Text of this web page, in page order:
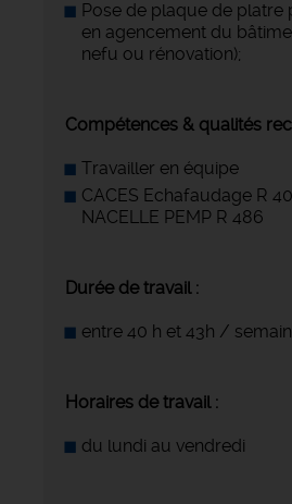
Pose de plaque de platre
en agencement du
nefu ou rénovation);
Compétences & qualités
Travailler en équipe
CACES Echafaudage R
NACELLE PEMP R 486
Durée de travail :
entre 40 h et 43h /
Horaires de travail :
du lundi au vendredi